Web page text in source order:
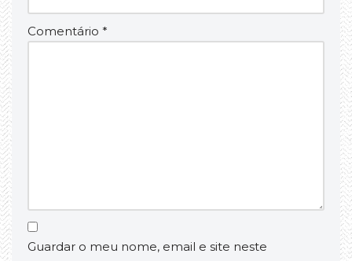
Comentário *
Guardar o meu nome, email e site neste